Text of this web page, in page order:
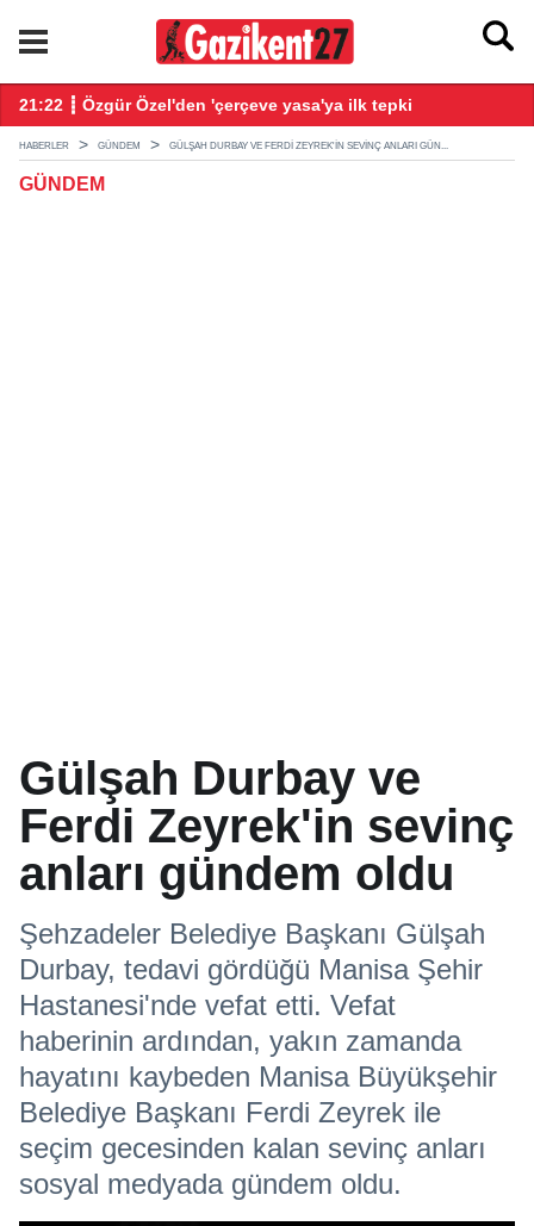
21:22 ┋ Özgür Özel'den 'çerçeve yasa'ya ilk tepki
HABERLER GÜNDEM GÜLŞAH DURBAY VE FERDI ZEYREK'IN SEVINÇ ANLARI GÜN...
GÜNDEM
Gülşah Durbay ve
Ferdi Zeyrek'in sevinç
anları gündem oldu
Şehzadeler Belediye Başkanı Gülşah
Durbay, tedavi gördüğü Manisa Şehir
Hastanesi'nde vefat etti. Vefat
haberinin ardından, yakın zamanda
hayatını kaybeden Manisa Büyükşehir
Belediye Başkanı Ferdi Zeyrek ile
seçim gecesinden kalan sevinç anları
sosyal medyada gündem oldu.